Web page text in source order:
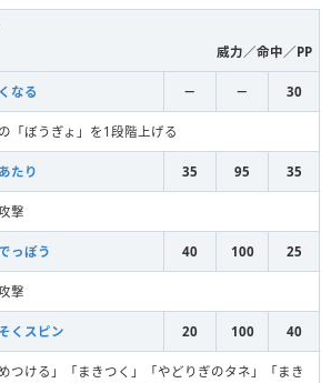
威力／命中／PP
なる － － 30
「ぼうぎょ」を1段階上げる
たり 35 95 35
撃
っぽう 40 100 25
撃
くスピン 20 100 40
めつける」「まきつく」「やどりぎのタネ」「まき